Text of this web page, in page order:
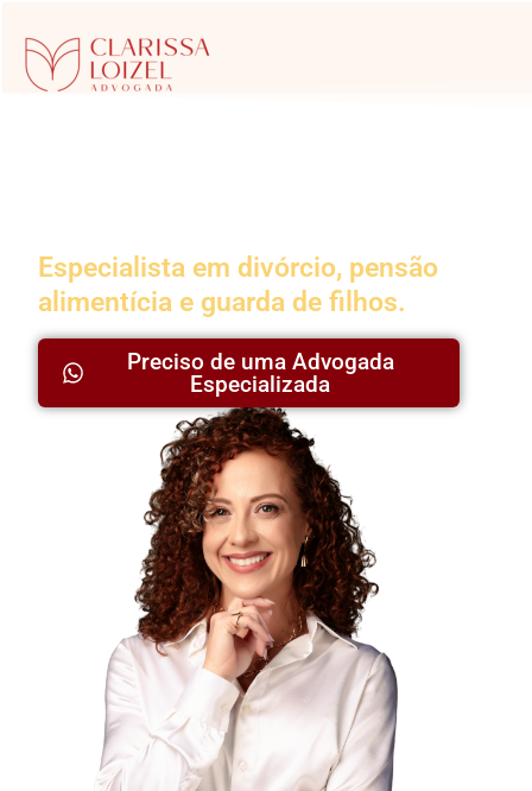
Especialista em divórcio, pensão
alimentícia e guarda de filhos.
Preciso de uma Advogada
Especializada